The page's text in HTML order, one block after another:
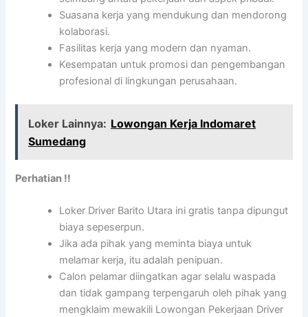
Suasana kerja yang mendukung dan mendorong
kolaborasi.
Fasilitas kerja yang modern dan nyaman.
Kesempatan untuk promosi dan pengembangan
profesional di lingkungan perusahaan.
Loker Lainnya: Lowongan Kerja Indomaret
Sumedang
Perhatian !!
Loker Driver Barito Utara ini gratis tanpa dipungut
biaya sepeserpun.
Jika ada pihak yang meminta biaya untuk
melamar kerja, itu adalah penipuan.
Calon pelamar diingatkan agar selalu waspada
dan tidak gampang terpengaruh oleh pihak yang
mengklaim mewakili Lowongan Pekerjaan Driver